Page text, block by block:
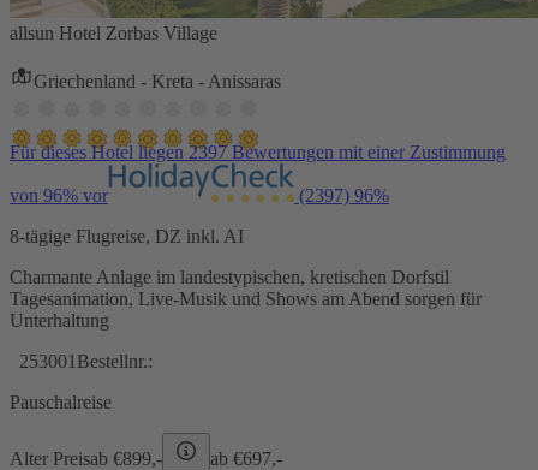
allsun Hotel Zorbas Village
Griechenland - Kreta - Anissaras
Für dieses Hotel liegen 2397 Bewertungen mit einer Zustimmung
von 96% vor (2397) 96%
8-tägige Flugreise, DZ inkl. AI
Charmante Anlage im landestypischen, kretischen Dorfstil
Tagesanimation, Live-Musik und Shows am Abend sorgen für
Unterhaltung
253001 Bestellnr.:
Pauschalreise
Alter Preisab €899,- ab €697,-